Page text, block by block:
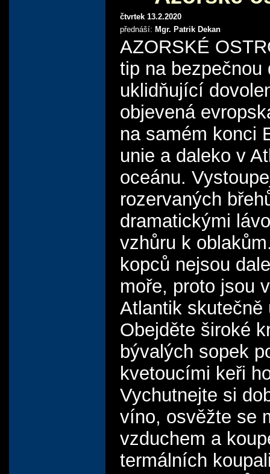
čtvrtek 13.2.2020
přednáší: Mgr. Patrik Dekan
AZORSKÉ
tip na bezpečnou
uklidňující
objevená
na samém konci
unie a daleko v
oceánu.
rozervaných
dramatickými
vzhůru k
kopců nejsou
moře, proto jsou
Atlantik skutečně
Obejděte široké
bývalých sopek
kvetoucími keři
Vychutnejte si
víno, osvěžte se
vzduchem a
termálních